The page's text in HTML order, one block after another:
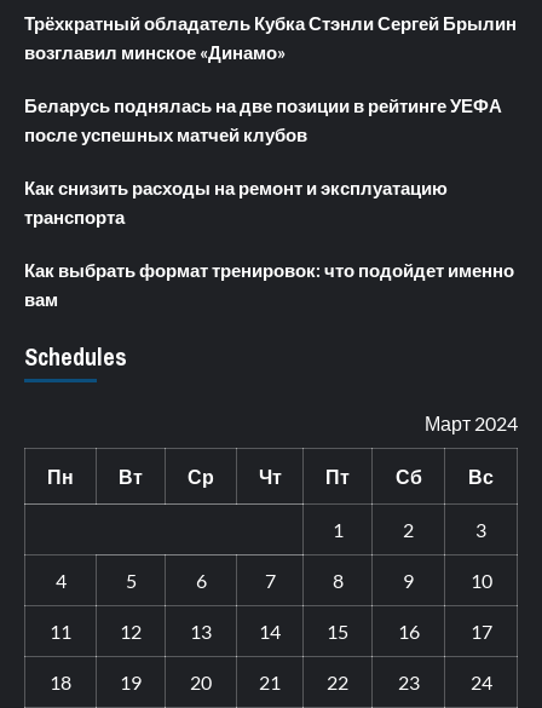
Трёхкратный обладатель Кубка Стэнли Сергей Брылин
возглавил минское «Динамо»
Беларусь поднялась на две позиции в рейтинге УЕФА
после успешных матчей клубов
Как снизить расходы на ремонт и эксплуатацию
транспорта
Как выбрать формат тренировок: что подойдет именно
вам
Schedules
Март 2024
Пн Вт Ср Чт Пт Сб Вс
1 2 3
4 5 6 7 8 9 10
11 12 13 14 15 16 17
18 19 20 21 22 23 24